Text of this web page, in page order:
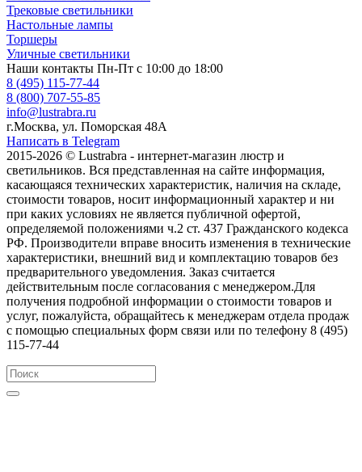
Трековые светильники
Настольные лампы
Торшеры
Уличные светильники
Наши контакты Пн-Пт с 10:00 до 18:00
8 (495) 115-77-44
8 (800) 707-55-85
info@lustrabra.ru
г.Москва, ул. Поморская 48А
Написать в Telegram
2015-2026 © Lustrabra - интернет-магазин люстр и
светильников. Вся представленная на сайте информация,
касающаяся технических характеристик, наличия на складе,
стоимости товаров, носит информационный характер и ни
при каких условиях не является публичной офертой,
определяемой положениями ч.2 ст. 437 Гражданского кодекса
РФ. Производители вправе вносить изменения в технические
характеристики, внешний вид и комплектацию товаров без
предварительного уведомления. Заказ считается
действительным после согласования с менеджером.Для
получения подробной информации о стоимости товаров и
услуг, пожалуйста, обращайтесь к менеджерам отдела продаж
с помощью специальных форм связи или по телефону 8 (495)
115-77-44